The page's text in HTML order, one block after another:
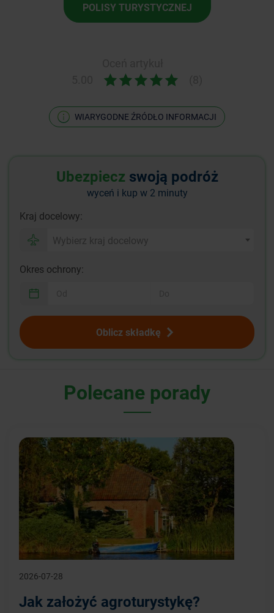
POLISY TURYSTYCZNEJ
WIARYGODNE ŹRÓDŁO INFORMACJI
Ubezpiecz swoją podróż
wyceń i kup w 2 minuty
Kraj docelowy:
Wybierz kraj docelowy
Okres ochrony:
Oblicz składkę
Polecane porady
2026-07-28
Jak założyć agroturystykę?